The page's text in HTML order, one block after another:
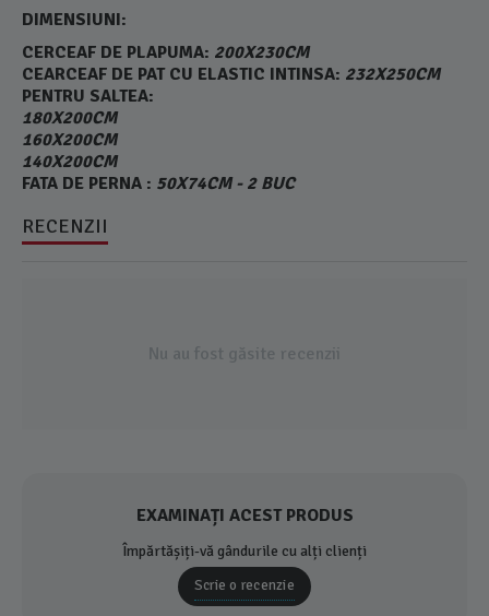
DIMENSIUNI:
CERCEAF DE PLAPUMA: 200X230CM
CEARCEAF DE PAT CU ELASTIC INTINSA: 232X250CM
PENTRU SALTEA:
180X200CM
160X200CM
140X200CM
FATA DE PERNA : 50X74CM - 2 BUC
RECENZII
Nu au fost găsite recenzii
EXAMINAȚI ACEST PRODUS
Împărtășiți-vă gândurile cu alți clienți
Scrie o recenzie